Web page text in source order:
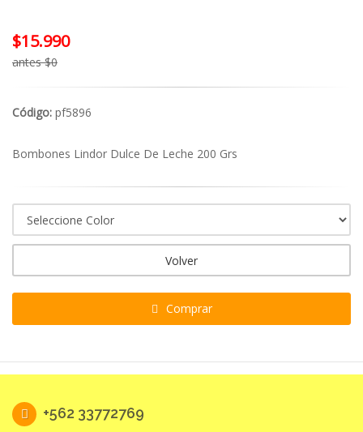
$15.990
antes $0
Código: pf5896
Bombones Lindor Dulce De Leche 200 Grs
Volver
Comprar
+562 33772769